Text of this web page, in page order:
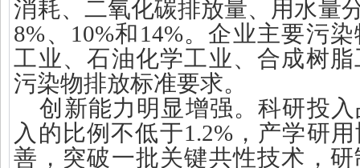
消耗、二氧化碳排放量、用水量
8%、 10%和14%。企业主要污
工业、石油化学工业、合成树
污染物排放标准要求。
创新能力明显增强。科研投
入的比例不低于1.2%，产学研
善，突破一批关键共性技术，